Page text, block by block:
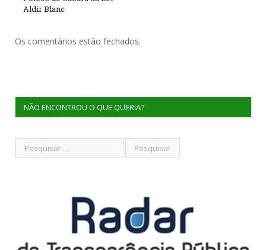
Aldir Blanc
Os comentários estão fechados.
NÃO ENCONTROU O QUE QUERIA?